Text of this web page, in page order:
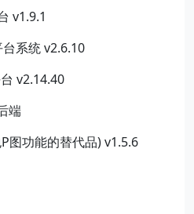
v1.9.1
系统 v2.6.10
v2.14.40
端
图功能的替代品) v1.5.6